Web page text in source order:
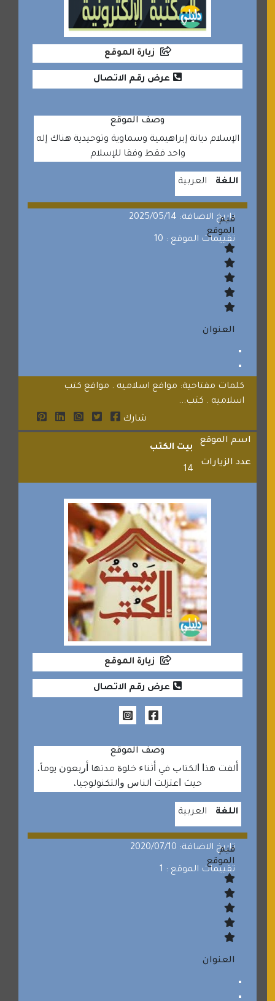
زيارة الموقع
عرض رقم الاتصال
وصف الموقع
الإسلام ديانة إبراهيمية وسماوية وتوحيدية هناك إله
واحد فقط وفقا للإسلام
اللغة العربية
تاريخ الاضافة: 2025/05/14
تقييمات الموقع : 10
قيم
الموقع
العنوان
كلمات مفتاحية: مواقع اسلاميه . مواقع كتب
اسلاميه . كتب...
شارك
اسم الموقع
بيت الكتب
عدد الزيارات
14
زيارة الموقع
عرض رقم الاتصال
وصف الموقع
ﺃﻟﻔﺖ ﻫﺬﺍ ﺍﻟﻜﺘﺎﺏ ﻓﻲ ﺃﺛﻨﺎﺀ ﺧﻠﻮﺓ ﻣﺪﺗﻬﺎ ﺃﺭﺑﻌﻮﻥ ﻳﻮماً،
ﺣﻴﺚ ﺍﻋﺘﺰﻟﺖ ﺍﻟﻨﺎﺱ ﻭﺍﻟﺘﻜﻨﻮﻟﻮﺟﻴﺎ،
اللغة العربية
تاريخ الاضافة: 2020/07/10
تقييمات الموقع : 1
قيم
الموقع
العنوان